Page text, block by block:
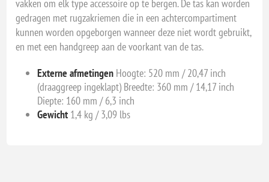
vakken om elk type accessoire op te bergen. De tas kan worden
gedragen met rugzakriemen die in een achtercompartiment
kunnen worden opgeborgen wanneer deze niet wordt gebruikt,
en met een handgreep aan de voorkant van de tas.
Externe afmetingen Hoogte: 520 mm / 20,47 inch
(draaggreep ingeklapt) Breedte: 360 mm / 14,17 inch
Diepte: 160 mm / 6,3 inch
Gewicht 1,4 kg / 3,09 lbs